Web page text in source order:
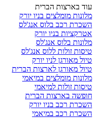
עוד בארצות הברית
מלונות מומלצים בניו יורק
השכרת רכב בלוס אנג'לס
אטרקציות בניו יורק
מלונות בלוס אנג'לס
טיסות זולות ללוס אנג'לס
טיול מאורגן לניו יורק
טיול מאורגן לארצות הברית
מלונות מומלצים במיאמי
טיסות זולות למיאמי
חופשה בארצות הברית
השכרת רכב בניו יורק
השכרת רכב במיאמי